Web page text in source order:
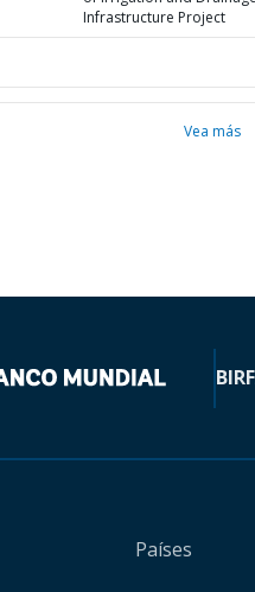
Infrastructure Project
Vea más
BIRF
Países